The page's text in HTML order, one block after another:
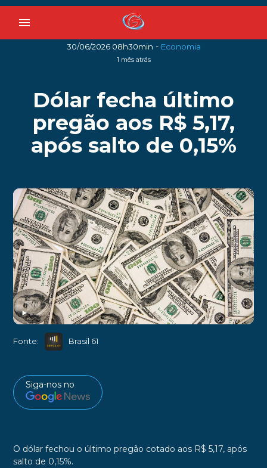
menu
30/06/2026 08h30min - Economia
1 mês atrás
Dólar fecha último
pregão aos R$ 5,17,
após salto de 0,15%
►
Fonte: Brasil 61
Siga-nos no
O dólar fechou o último pregão cotado aos R$ 5,17, após
salto de 0,15%.